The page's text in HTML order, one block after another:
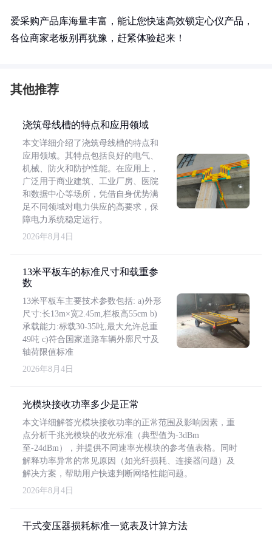
爱采购产品库海量丰富，能让您快速高效锁定心仪产品，
各位商家老板别再犹豫，赶紧体验起来！
其他推荐
浇筑母线槽的特点和应用领域
本文详细介绍了浇筑母线槽的特点和
应用领域。其特点包括良好的电气、
机械、防火和防护性能。在应用上，
广泛用于商业建筑、工业厂房、医院
和数据中心等场所，凭借自身优势满
足不同领域对电力供应的高要求，保
障电力系统稳定运行。
2026年8月4日
13米平板车的标准尺寸和载重参
数
13米平板车主要技术参数包括: a)外形
尺寸:长13m×宽2.45m,栏板高55cm b)
承载能力:标载30-35吨,最大允许总重
49吨 c)符合国家道路车辆外廓尺寸及
轴荷限值标准
2026年8月4日
光模块接收功率多少是正常
本文详细解答光模块接收功率的正常范围及影响因素，重
点分析千兆光模块的收光标准（典型值为-3dBm
至-24dBm），并提供不同速率光模块的参考值表格。同时
解释功率异常的常见原因（如光纤损耗、连接器问题）及
解决方案，帮助用户快速判断网络性能问题。
2026年8月4日
干式变压器损耗标准一览表及计算方法